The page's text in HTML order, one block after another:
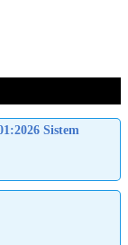
Sistem